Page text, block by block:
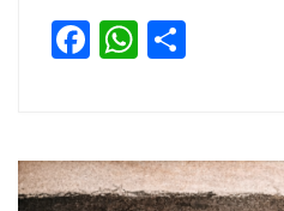
Facebook
WhatsApp